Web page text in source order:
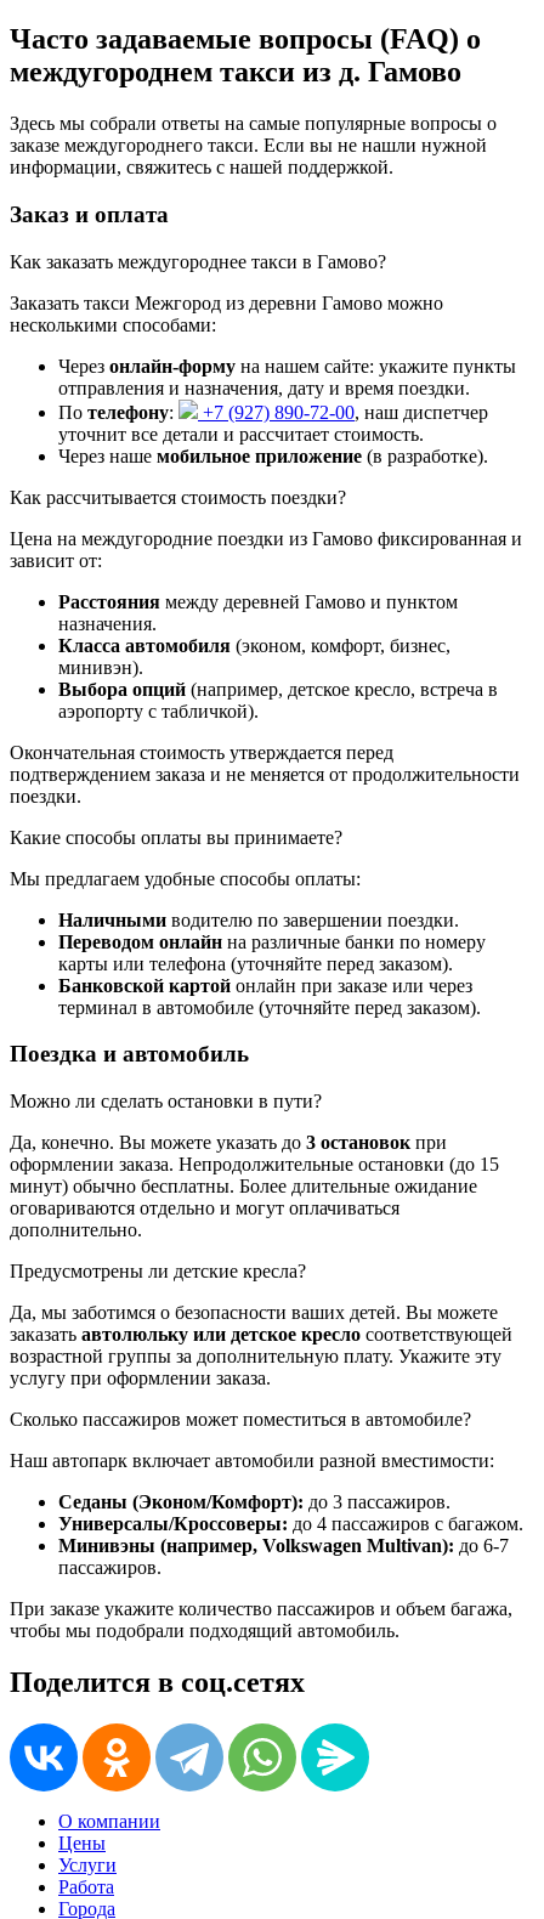
Часто задаваемые вопросы (FAQ) о
междугороднем такси из д. Гамово
Здесь мы собрали ответы на самые популярные вопросы о
заказе междугороднего такси. Если вы не нашли нужной
информации, свяжитесь с нашей поддержкой.
Заказ и оплата
Как заказать междугороднее такси в Гамово?
Заказать такси Межгород из деревни Гамово можно
несколькими способами:
Через онлайн-форму на нашем сайте: укажите пункты
отправления и назначения, дату и время поездки.
По телефону: +7 (927) 890-72-00, наш диспетчер
уточнит все детали и рассчитает стоимость.
Через наше мобильное приложение (в разработке).
Как рассчитывается стоимость поездки?
Цена на междугородние поездки из Гамово фиксированная и
зависит от:
Расстояния между деревней Гамово и пунктом
назначения.
Класса автомобиля (эконом, комфорт, бизнес,
минивэн).
Выбора опций (например, детское кресло, встреча в
аэропорту с табличкой).
Окончательная стоимость утверждается перед
подтверждением заказа и не меняется от продолжительности
поездки.
Какие способы оплаты вы принимаете?
Мы предлагаем удобные способы оплаты:
Наличными водителю по завершении поездки.
Переводом онлайн на различные банки по номеру
карты или телефона (уточняйте перед заказом).
Банковской картой онлайн при заказе или через
терминал в автомобиле (уточняйте перед заказом).
Поездка и автомобиль
Можно ли сделать остановки в пути?
Да, конечно. Вы можете указать до 3 остановок при
оформлении заказа. Непродолжительные остановки (до 15
минут) обычно бесплатны. Более длительные ожидание
оговариваются отдельно и могут оплачиваться
дополнительно.
Предусмотрены ли детские кресла?
Да, мы заботимся о безопасности ваших детей. Вы можете
заказать автолюльку или детское кресло соответствующей
возрастной группы за дополнительную плату. Укажите эту
услугу при оформлении заказа.
Сколько пассажиров может поместиться в автомобиле?
Наш автопарк включает автомобили разной вместимости:
Седаны (Эконом/Комфорт): до 3 пассажиров.
Универсалы/Кроссоверы: до 4 пассажиров с багажом.
Минивэны (например, Volkswagen Multivan): до 6-7
пассажиров.
При заказе укажите количество пассажиров и объем багажа,
чтобы мы подобрали подходящий автомобиль.
Поделится в соц.сетях
О компании
Цены
Услуги
Работа
Города